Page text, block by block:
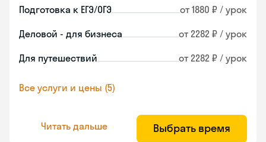
Подготовка к ЕГЭ/ОГЭ от 1880 ₽ / урок
Деловой - для бизнеса от 2282 ₽ / урок
Для путешествий от 2282 ₽ / урок
Все услуги и цены (5)
Читать дальше Выбрать время